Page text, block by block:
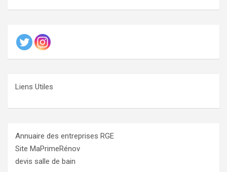
Liens Utiles
Annuaire des entreprises RGE
Site MaPrimeRénov
devis salle de bain